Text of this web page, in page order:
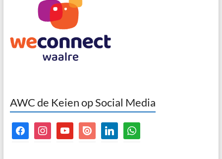
AWC de Keien op Social Media
facebookinstagramyoutubeissuu linkedinwhatsapp